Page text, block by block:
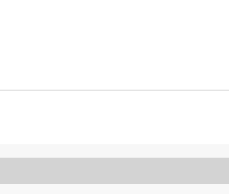
поведения виброхвоста при проводке.